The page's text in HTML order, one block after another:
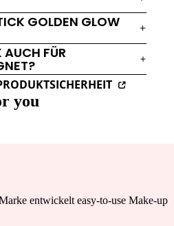
GOLDEN GLOW
AUCH FÜR
you
entwickelt easy-to-use Make-up